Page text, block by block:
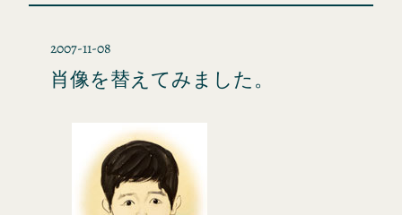
2007-11-08
肖像を替えてみました。